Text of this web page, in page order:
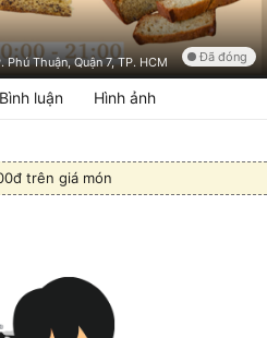
Thuận, Quận 7, TP. HCM Đã đóng
Bình luận Hình ảnh
trên giá món